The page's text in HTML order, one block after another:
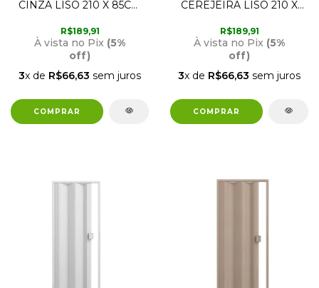
CINZA LISO 210 X 85CM
R$189,91
À vista no Pix (5%
off)
3x de R$66,63 sem juros
CEREJEIRA LISO 210 X
R$189,91
À vista no Pix (5%
off)
3x de R$66,63 sem juros